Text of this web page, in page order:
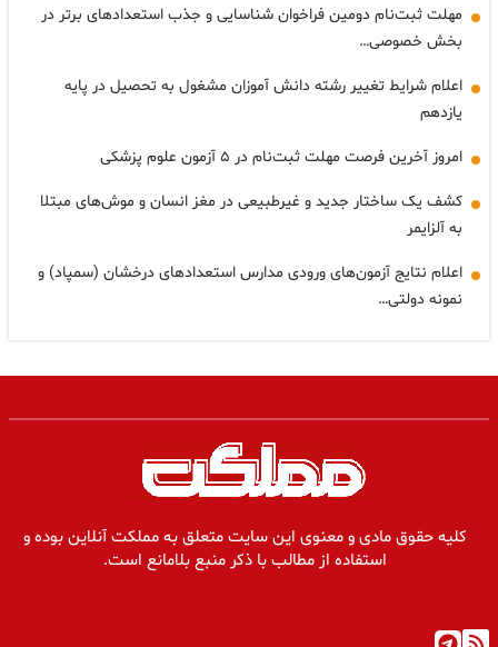
مهلت ثبت‌نام دومین فراخوان شناسایی و جذب استعدادهای برتر در
بخش خصوصی…
اعلام شرایط تغییر رشته دانش آموزان مشغول به تحصیل در پایه
یازدهم
امروز آخرین فرصت مهلت ثبت‌نام در ۵ آزمون علوم پزشکی
کشف یک ساختار جدید و غیرطبیعی در مغز انسان و موش‌های مبتلا
به آلزایمر
اعلام نتایج آزمون‌های ورودی مدارس استعدادهای درخشان (سمپاد) و
نمونه دولتی…
کلیه حقوق مادی و معنوی این سایت متعلق به مملکت آنلاین بوده و
استفاده از مطالب با ذکر منبع بلامانع است.